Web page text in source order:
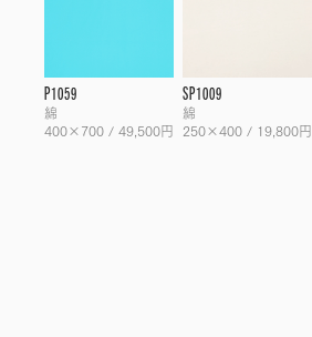
P1059
綿
400×700 / 49,500円
SP1009
綿
250×400 / 19,800円